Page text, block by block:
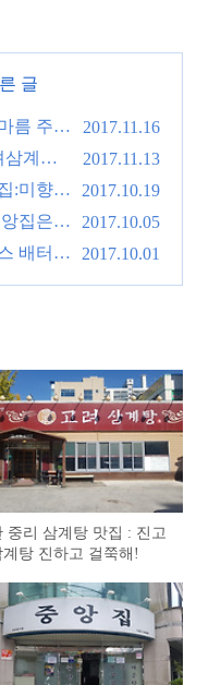
글
름 주말
2017.11.16
삼계탕
2017.11.13
:미향
2017.10.19
집은
2017.10.05
배터지
2017.10.01
중리 삼계탕 맛집 : 진고
려삼계탕 진하고 걸쭉해!